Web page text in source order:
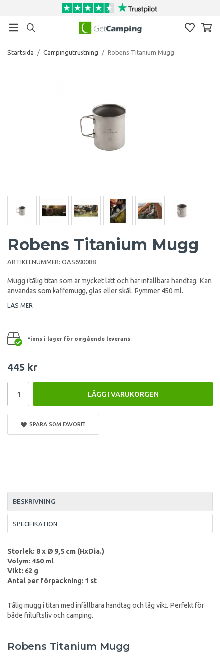
Startsida / Campingutrustning / Robens Titanium Mugg
Robens Titanium Mugg
ARTIKELNUMMER: OAS690088
Mugg i tålig titan som är mycket lätt och har infällbara handtag. Kan
användas som kaffemugg, glas eller skål. Rymmer 450 ml.
LÄS MER
Finns i lager för omgående leverans
445 kr
LÄGG I VARUKORGEN
SPARA SOM FAVORIT
BESKRIVNING
SPECIFIKATION
Storlek: 8 x Ø 9,5 cm (HxDia.)
Volym: 450 ml
Vikt: 62 g
Antal per förpackning: 1 st
Tålig mugg i titan med infällbara handtag och låg vikt. Perfekt för
både friluftsliv och camping.
Robens Titanium Mugg